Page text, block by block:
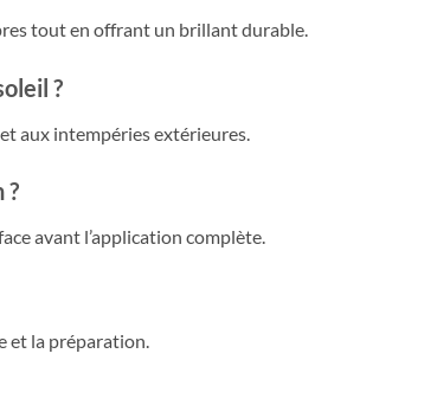
tout en offrant un brillant durable.
?
aux intempéries extérieures.
?
avant l’application complète.
et la préparation.